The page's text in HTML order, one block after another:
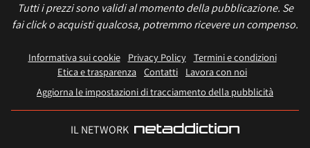
Tutti i prezzi sono validi al momento della pubblicazione. Se
fai click o acquisti qualcosa, potremmo ricevere un compenso.
Informativa sui cookie Privacy Policy
Termini e condizioni
Etica e trasparenza Contatti
Lavora con noi
Aggiorna le impostazioni di tracciamento della pubblicità
IL NETWORK